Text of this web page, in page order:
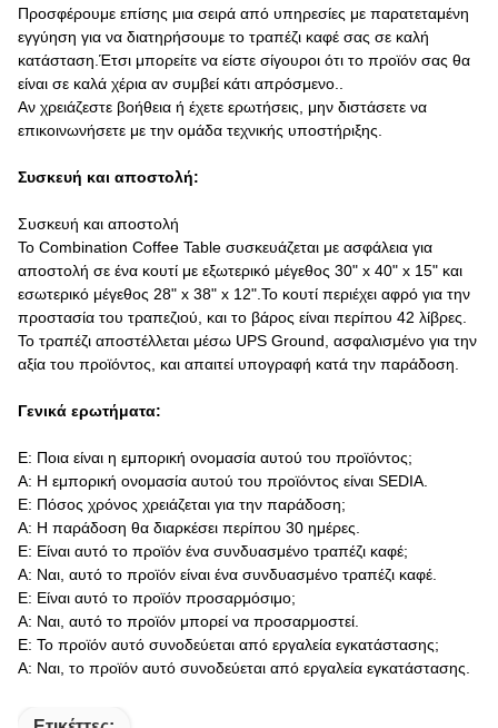
Προσφέρουμε επίσης μια σειρά από υπηρεσίες με παρατεταμένη
εγγύηση για να διατηρήσουμε το τραπέζι καφέ σας σε καλή
κατάσταση.Έτσι μπορείτε να είστε σίγουροι ότι το προϊόν σας θα
είναι σε καλά χέρια αν συμβεί κάτι απρόσμενο..
Αν χρειάζεστε βοήθεια ή έχετε ερωτήσεις, μην διστάσετε να
επικοινωνήσετε με την ομάδα τεχνικής υποστήριξης.
Συσκευή και αποστολή:
Συσκευή και αποστολή
Το Combination Coffee Table συσκευάζεται με ασφάλεια για
αποστολή σε ένα κουτί με εξωτερικό μέγεθος 30" x 40" x 15" και
εσωτερικό μέγεθος 28" x 38" x 12".Το κουτί περιέχει αφρό για την
προστασία του τραπεζιού, και το βάρος είναι περίπου 42 λίβρες.
Το τραπέζι αποστέλλεται μέσω UPS Ground, ασφαλισμένο για την
αξία του προϊόντος, και απαιτεί υπογραφή κατά την παράδοση.
Γενικά ερωτήματα:
Ε: Ποια είναι η εμπορική ονομασία αυτού του προϊόντος;
Α: Η εμπορική ονομασία αυτού του προϊόντος είναι SEDIA.
Ε: Πόσος χρόνος χρειάζεται για την παράδοση;
Α: Η παράδοση θα διαρκέσει περίπου 30 ημέρες.
Ε: Είναι αυτό το προϊόν ένα συνδυασμένο τραπέζι καφέ;
Α: Ναι, αυτό το προϊόν είναι ένα συνδυασμένο τραπέζι καφέ.
Ε: Είναι αυτό το προϊόν προσαρμόσιμο;
Α: Ναι, αυτό το προϊόν μπορεί να προσαρμοστεί.
Ε: Το προϊόν αυτό συνοδεύεται από εργαλεία εγκατάστασης;
Α: Ναι, το προϊόν αυτό συνοδεύεται από εργαλεία εγκατάστασης.